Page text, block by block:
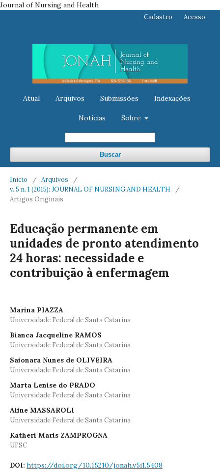
Journal of Nursing and Health
Atual Arquivos Submissões Indexações
Notícias Sobre
Buscar
Cadastro Acesso
Início / Arquivos
/
v. 5 n. 1 (2015): JOURNAL OF NURSING AND HEALTH
/
Artigos Originais
Educação permanente em
unidades de pronto atendimento
24 horas: necessidade e
contribuição à enfermagem
Marina PIAZZA
Universidade Federal de Santa Catarina
Bianca Jacqueline RAMOS
Universidade Federal de Santa Catarina
Saionara Nunes de OLIVEIRA
Universidade Federal de Santa Catarina
Marta Lenise do PRADO
Universidade Federal de Santa Catarina
Aline MASSAROLI
Universidade Federal de Santa Catarina
Katheri Maris ZAMPROGNA
UFSC
DOI: https://doi.org/10.15210/jonah.v5i1.5408